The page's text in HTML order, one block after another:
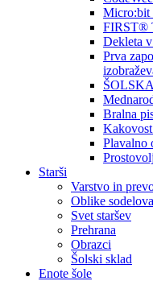
Micro:bit
FIRST®
Dekleta
Prva
Bralna
Plavalno
Starši
Varstvo in
Oblike
Svet staršev
Prehrana
Obrazci
Šolski sklad
Enote šole